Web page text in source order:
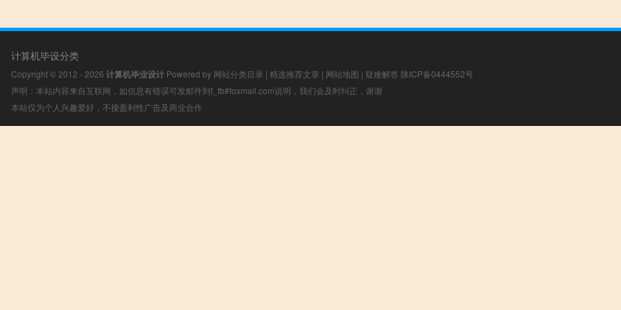
计算机毕设分类
Copyright © 2012 - 2026 计算机毕业设计 Powered by 网站分类目录 | 精选推荐文章 | 网站地图 | 疑难解答 陕ICP备0444552号
声明：本站内容来自互联网，如信息有错误可发邮件到f_fb#foxmail.com说明，我们会及时纠正，谢谢
本站仅为个人兴趣爱好，不接盈利性广告及商业合作